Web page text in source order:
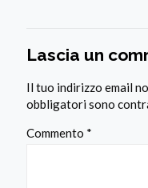
Lascia un
Il tuo indirizzo email
obbligatori sono
Commento *